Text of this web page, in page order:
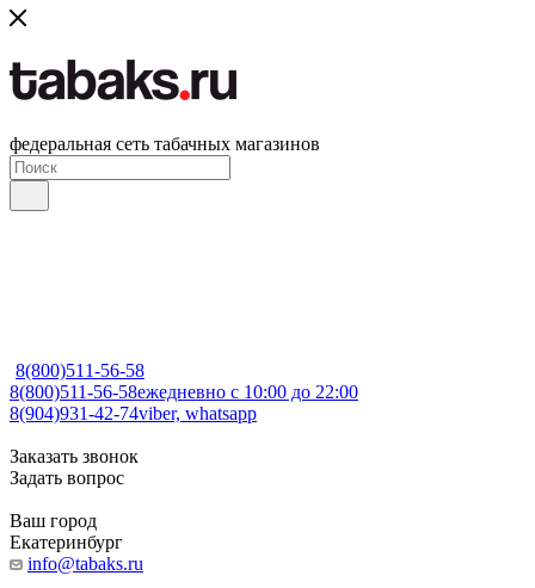
федеральная сеть табачных магазинов
8(800)511-56-58
8(800)511-56-58ежедневно с 10:00 до 22:00
8(904)931-42-74viber, whatsapp
Заказать звонок
Задать вопрос
Ваш город
Екатеринбург
info@tabaks.ru